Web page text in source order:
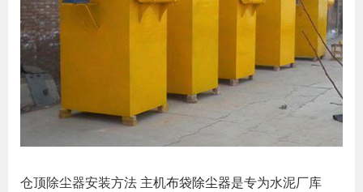
仓顶除尘器安装方法 主机布袋除尘器是专为水泥厂库